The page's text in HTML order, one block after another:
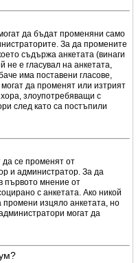
да бъдат променяни само
За да промените
съдържа анкетата (винаги
не е гласувал на анкетата,
има поставени гласове,
да променят или изтрият
злоупотребяващи с
след като са постъпили
се променят от
и администратор. За да
първото мнение от
с анкетата. Ако никой
изцяло анкетата, но
могат да